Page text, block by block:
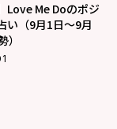
Love Me Doのポジ
い（9月1日～9月
）